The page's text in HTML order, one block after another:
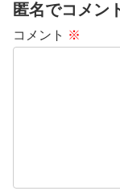
匿名でコメン
コメント ※